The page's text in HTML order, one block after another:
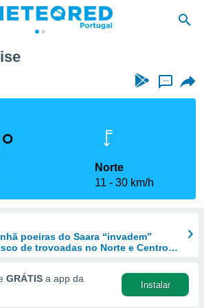
...
Norte
11
30 km/h
poeiras do Saara “invadem”
de trovoadas no Norte e Centro
GRÁTIS a app da
Instalar